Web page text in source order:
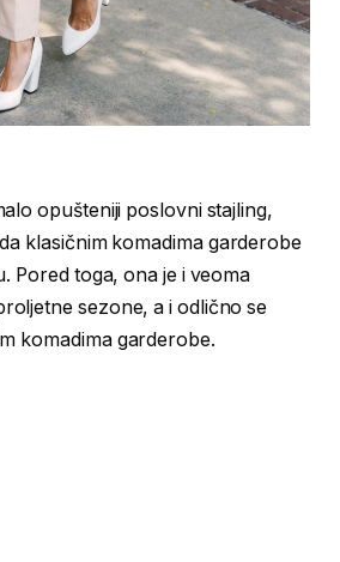
opušteniji poslovni stajling,
klasičnim komadima garderobe
Pored toga, ona je i veoma
sezone, a i odlično se
komadima garderobe.